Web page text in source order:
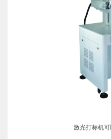
激光打标机